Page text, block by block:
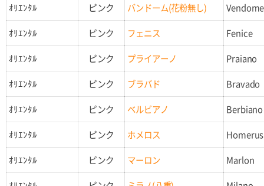
ｵﾘｴﾝﾀﾙ
ピンク バンドーム(花粉無し)
Vendome
ｵﾘｴﾝﾀﾙ
ピンク フェニス
Fenice
ｵﾘｴﾝﾀﾙ
ピンク プライアーノ
Praiano
ｵﾘｴﾝﾀﾙ
ピンク ブラバド
Bravado
ｵﾘｴﾝﾀﾙ
ピンク ベルビアノ
Berbiano
ｵﾘｴﾝﾀﾙ
ピンク ホメロス
Homerus
ｵﾘｴﾝﾀﾙ
ピンク マーロン
Marlon